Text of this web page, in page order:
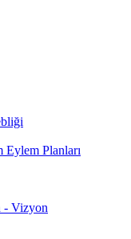
Eylem Planları
- Vizyon